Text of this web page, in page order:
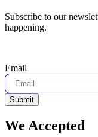
Subscribe to our
happening.
Email
Submit
We Accepted